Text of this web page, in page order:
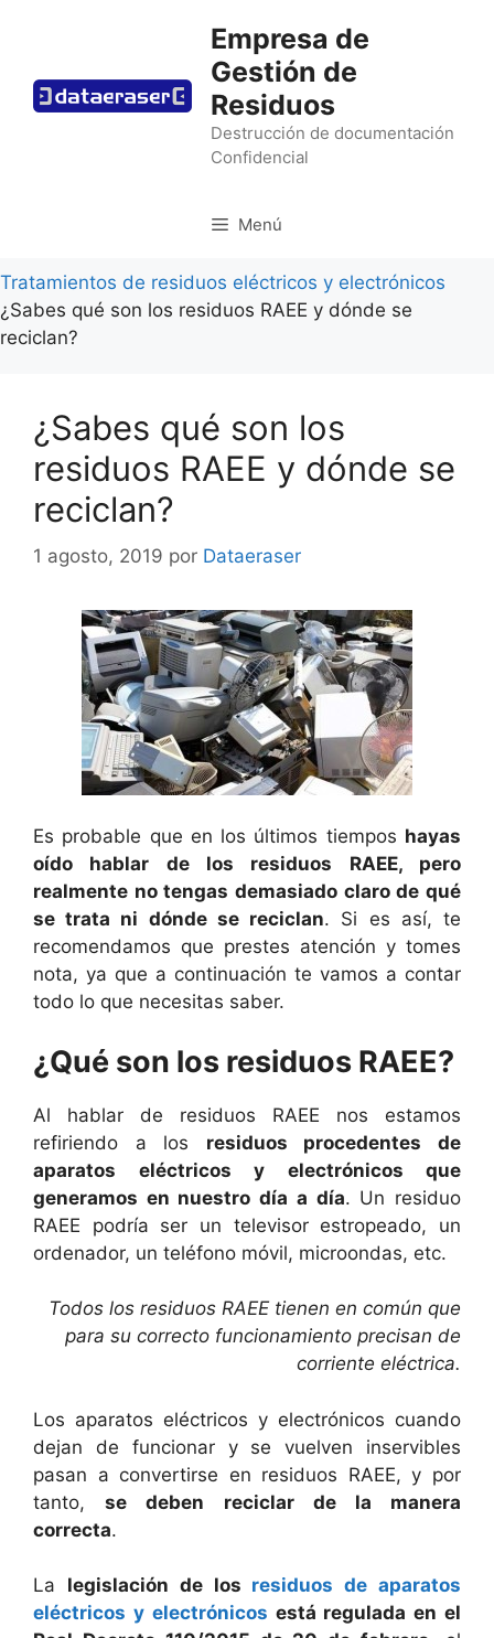
Empresa de
Gestión de
Residuos
Destrucción de documentación
Confidencial
Menú
Tratamientos de residuos eléctricos y electrónicos
¿Sabes qué son los residuos RAEE y dónde se
reciclan?
¿Sabes qué son los
residuos RAEE y dónde se
reciclan?
1 agosto, 2019 por Dataeraser
Es probable que en los últimos tiempos hayas
oído hablar de los residuos RAEE, pero
realmente no tengas demasiado claro de qué
se trata ni dónde se reciclan. Si es así, te
recomendamos que prestes atención y tomes
nota, ya que a continuación te vamos a contar
todo lo que necesitas saber.
¿Qué son los residuos RAEE?
Al hablar de residuos RAEE nos estamos
refiriendo a los residuos procedentes de
aparatos eléctricos y electrónicos que
generamos en nuestro día a día. Un residuo
RAEE podría ser un televisor estropeado, un
ordenador, un teléfono móvil, microondas, etc.
Todos los residuos RAEE tienen en común que
para su correcto funcionamiento precisan de
corriente eléctrica.
Los aparatos eléctricos y electrónicos cuando
dejan de funcionar y se vuelven inservibles
pasan a convertirse en residuos RAEE, y por
tanto,se deben reciclar de la manera
correcta.
La legislación de los residuos de aparatos
eléctricos y electrónicos está regulada en el